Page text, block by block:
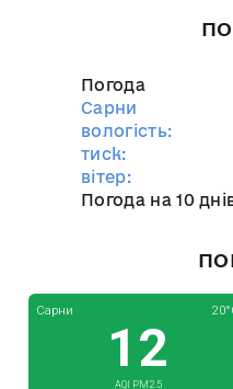
Погода
Сарни
вологість:
тиск:
вітер:
Погода на 10